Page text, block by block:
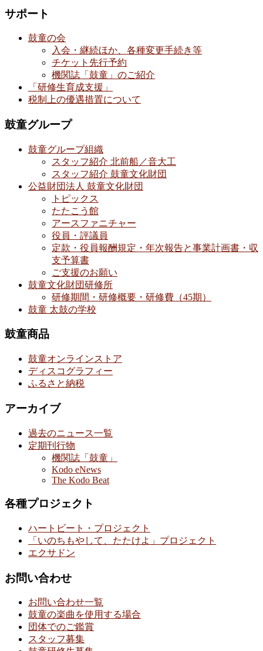
サポート
鼓童の会
入会・継続ほか、各種変更手続き等
チケット先行予約
機関誌「鼓童」のご紹介
「研修生育成支援」
税制上の優遇措置について
鼓童グループ
鼓童グループ組織
スタッフ紹介 北前船／音大工
スタッフ紹介 鼓童文化財団
公益財団法人 鼓童文化財団
トピックス
たたこう館
アースファニチャー
役員・評議員
定款・役員報酬規定・年次報告と事業計画書・収
支予算書
ご支援のお願い
鼓童文化財団研修所
研修期間・研修概要・研修費（45期）
鼓童 太鼓の学校
鼓童商品
鼓童オンラインストア
ディスコグラフィー
ふるさと納税
アーカイブ
過去のニュース一覧
定期刊行物
機関誌「鼓童」
Kodo eNews
The Kodo Beat
各種プロジェクト
ハートビート・プロジェクト
「いのちもやして、たたけよ」プロジェクト
エクサドン
お問い合わせ
お問い合わせ一覧
鼓童の楽曲を使用する場合
団体でのご鑑賞
スタッフ募集